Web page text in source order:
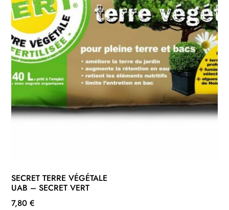
SECRET TERRE VÉGÉTALE
UAB – SECRET VERT
7,80€